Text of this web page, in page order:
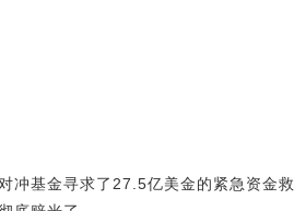
冲基金寻求了27.5亿美金的紧急资金救